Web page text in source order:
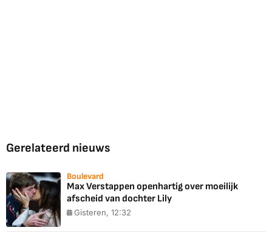
Gerelateerd nieuws
Boulevard
Max Verstappen openhartig over moeilijk
afscheid van dochter Lily
Gisteren, 12:32